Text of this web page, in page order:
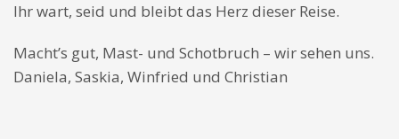
Ihr wart, seid und bleibt das Herz dieser Reise.
Macht’s gut, Mast- und Schotbruch – wir sehen uns.
Daniela, Saskia, Winfried und Christian